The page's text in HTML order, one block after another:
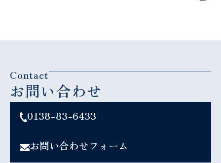
Contact
お問い合わせ
0138-83-6433
お問い合わせフォーム